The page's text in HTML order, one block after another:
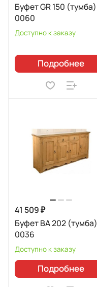
Буфет GR 150 (тумба)
0060
Доступно к заказу
Подробнее
41 509 ₽
Буфет BA 202 (тумба)
0036
Доступно к заказу
Подробнее